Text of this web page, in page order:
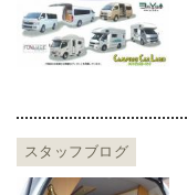
スタッフブログ